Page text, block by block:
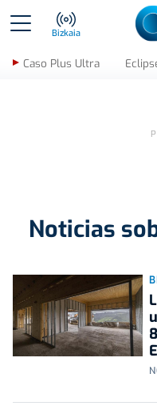
Bizkaia
Caso Plus Ultra
Noticias